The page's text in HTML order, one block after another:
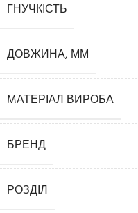
ГНУЧКІСТЬ
ДОВЖИНА, ММ
MАТЕРІАЛ ВИРОБА
БРЕНД
РОЗДІЛ